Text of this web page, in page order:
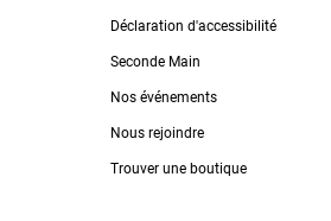
Déclaration d'accessibilité
Seconde Main
Nos événements
Nous rejoindre
Trouver une boutique